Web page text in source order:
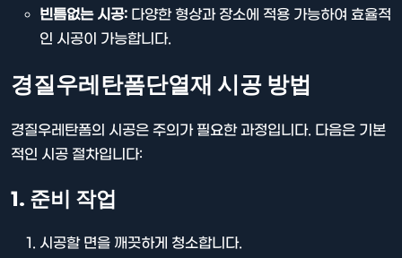
빈틈없는 시공: 다양한 형상과 장소에 적용 가능하여 효율적
인 시공이 가능합니다.
경질우레탄폼단열재 시공 방법
경질우레탄폼의 시공은 주의가 필요한 과정입니다. 다음은 기본
적인 시공 절차입니다:
1. 준비 작업
시공할 면을 깨끗하게 청소합니다.